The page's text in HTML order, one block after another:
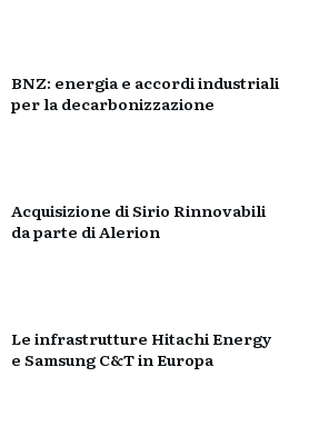
BNZ: energia e accordi industriali
per la decarbonizzazione
Acquisizione di Sirio Rinnovabili
da parte di Alerion
Le infrastrutture Hitachi Energy
e Samsung C&T in Europa